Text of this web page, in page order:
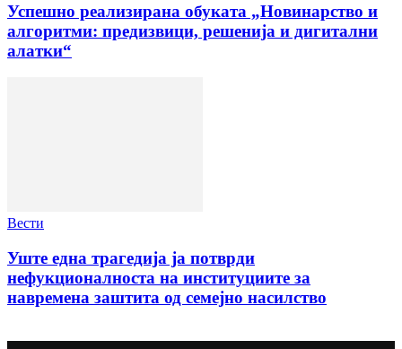
Успешно реализирана обуката „Новинарство и
алгоритми: предизвици, решенија и дигитални
алатки“
Вести
Уште една трагедија ја потврди
нефукционалноста на институциите за
навремена заштита од семејно насилство